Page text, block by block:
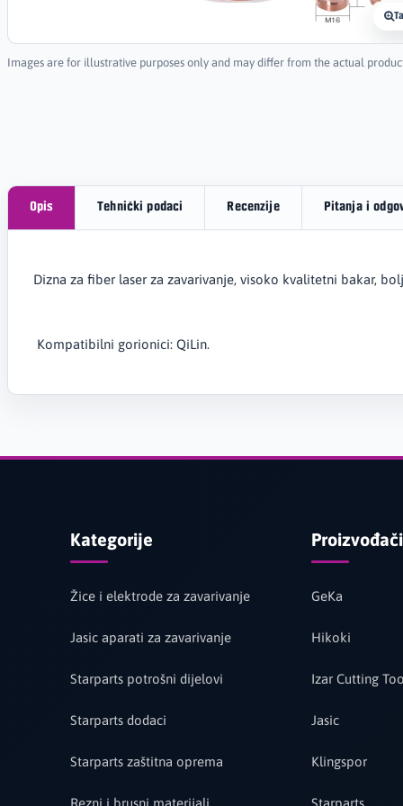
Images are for illustrative purposes only and may differ from the actual
Opis Tehnički podaci Recenzije Pitanja i
Dizna za fiber laser za zavarivanje, visoko kvalitetni bakar,
Kompatibilni gorionici: QiLin.
Kategorije
Žice i elektrode za zavarivanje
Jasic aparati za zavarivanje
Starparts potrošni dijelovi
Starparts dodaci
Starparts zaštitna oprema
Rezni i brusni materijali
Proizvođači
GeKa
Hikoki
Izar Cutting
Jasic
Klingspor
Starparts